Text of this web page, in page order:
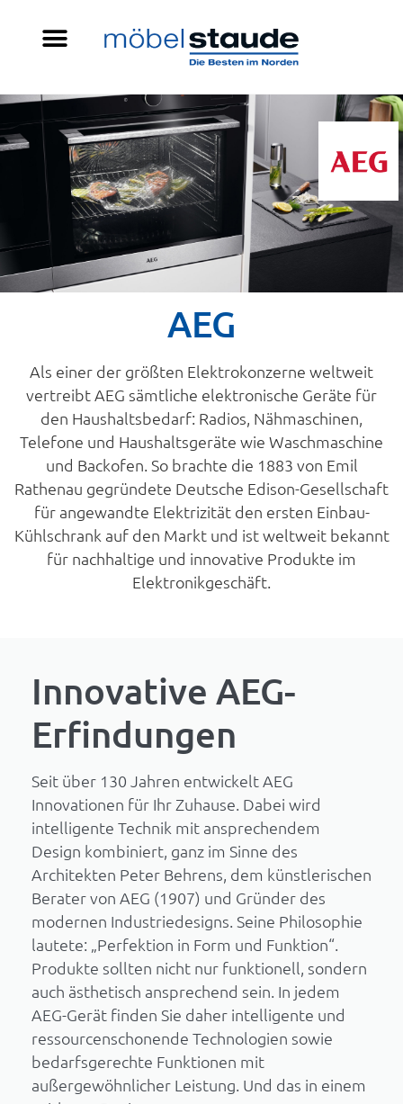
AEG
Als einer der größten Elektrokonzerne weltweit
vertreibt AEG sämtliche elektronische Geräte für
den Haushaltsbedarf: Radios, Nähmaschinen,
Telefone und Haushaltsgeräte wie Waschmaschine
und Backofen. So brachte die 1883 von Emil
Rathenau gegründete Deutsche Edison-Gesellschaft
für angewandte Elektrizität den ersten Einbau-
Kühlschrank auf den Markt und ist weltweit bekannt
für nachhaltige und innovative Produkte im
Elektronikgeschäft.
Innovative AEG-
Erfindungen
Seit über 130 Jahren entwickelt AEG
Innovationen für Ihr Zuhause. Dabei wird
intelligente Technik mit ansprechendem
Design kombiniert, ganz im Sinne des
Architekten Peter Behrens, dem künstlerischen
Berater von AEG (1907) und Gründer des
modernen Industriedesigns. Seine Philosophie
lautete: „Perfektion in Form und Funktion“.
Produkte sollten nicht nur funktionell, sondern
auch ästhetisch ansprechend sein. In jedem
AEG-Gerät finden Sie daher intelligente und
ressourcenschonende Technologien sowie
bedarfsgerechte Funktionen mit
außergewöhnlicher Leistung. Und das in einem